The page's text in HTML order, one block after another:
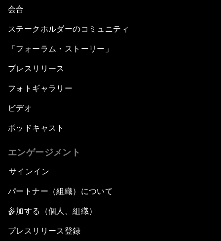
会合
ステークホルダーのコミュニティ
「フォーラム・ストーリー」
プレスリリース
フォトギャラリー
ビデオ
ポッドキャスト
エンゲージメント
サインイン
パートナー（組織）について
参加する（個人、組織）
プレスリリース登録